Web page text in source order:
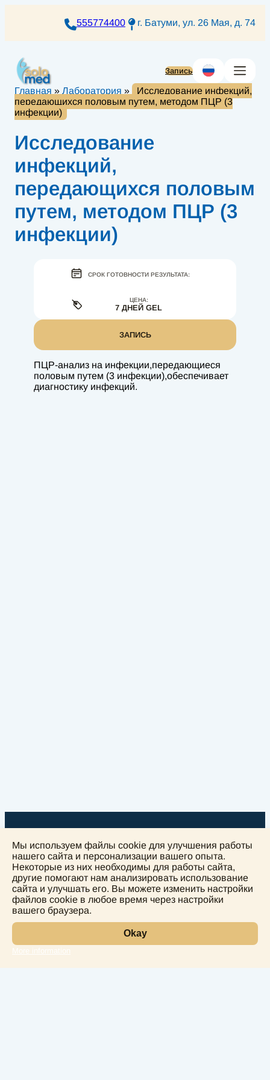
555774400 г. Батуми, ул. 26 Мая, д. 74
Запись
Главная » Лаборатория »
Исследование инфекций,
передающихся половым путем, методом ПЦР (3
инфекции)
Исследование
инфекций,
передающихся половым
путем, методом ПЦР (3
инфекции)
ПЦР-анализ на инфекции,передающиеся
половым путем (3 инфекции),обеспечивает
диагностику инфекций.
СРОК ГОТОВНОСТИ РЕЗУЛЬТАТА:
ЦЕНА:
7 ДНЕЙ GEL
ЗАПИСЬ
+
Мы используем файлы cookie для улучшения работы
нашего сайта и персонализации вашего опыта.
Некоторые из них необходимы для работы сайта,
другие помогают нам анализировать использование
сайта и улучшать его. Вы можете изменить настройки
файлов cookie в любое время через настройки
вашего браузера.
Okay
More information